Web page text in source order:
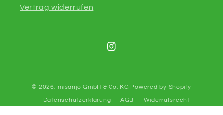
Vertrag widerrufen
Instagram
© 2026,misanjo GmbH & Co. KG Powered by Shopify
Datenschutzerklärung AGB Widerrufsrecht